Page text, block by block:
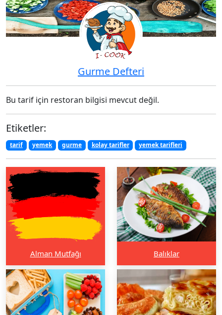
Gurme Defteri
Bu tarif için restoran bilgisi mevcut değil.
Etiketler:
tarif yemek gurme kolay tarifler yemek tarifleri
Alman Mutfağı Balıklar